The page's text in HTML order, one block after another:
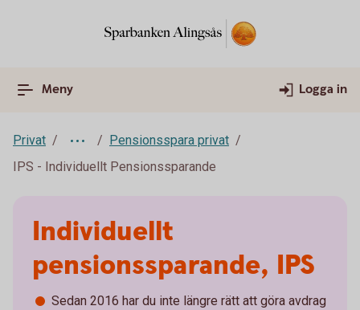
Meny Logga in
Privat
Pensionsspara privat
IPS - Individuellt Pensionssparande
Individuellt
pensionssparande, IPS
Sedan 2016 har du inte längre rätt att göra avdrag